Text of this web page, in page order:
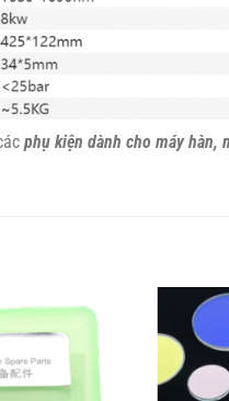
phụ kiện dành cho máy hàn,